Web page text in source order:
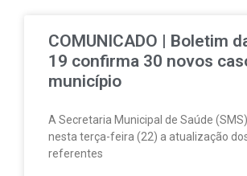
COMUNICADO | Boletim
19 confirma 30 novos
município
A Secretaria Municipal de Saúde
nesta terça-feira (22) a atualização
referentes